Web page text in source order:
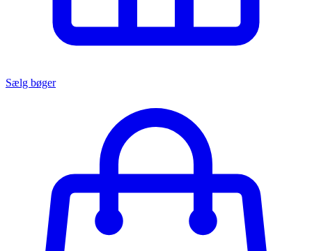
Sælg bøger